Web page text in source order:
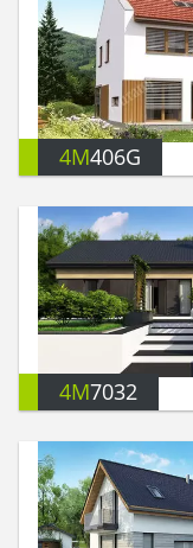
4M406G
4M7032